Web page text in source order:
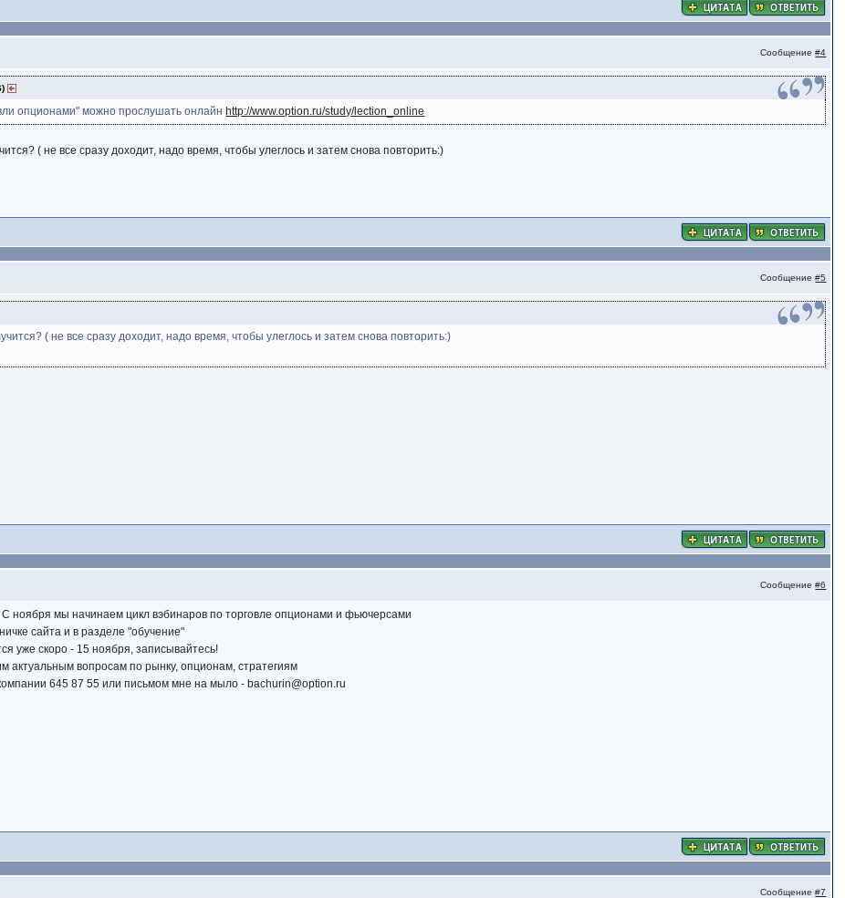
Сообщение#4
опционами" можно прослушать онлайн http://www.option.ru/study/lection_online
( не все сразу доходит, надо время, чтобы улеглось и затем снова повторить:)
Сообщение#5
( не все сразу доходит, надо время, чтобы улеглось и затем снова повторить:)
Сообщение#6
ноября мы начинаем цикл вэбинаров по торговле опционами и фьючерсами
сайта и в разделе "обучение"
уже скоро - 15 ноября, записывайтесь!
актуальным вопросам по рынку, опционам, стратегиям
645 87 55 или письмом мне на мыло - bachurin@option.ru
Сообщение#7